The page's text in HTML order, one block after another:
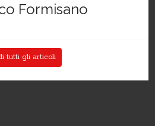
Formisano
tutti gli articoli